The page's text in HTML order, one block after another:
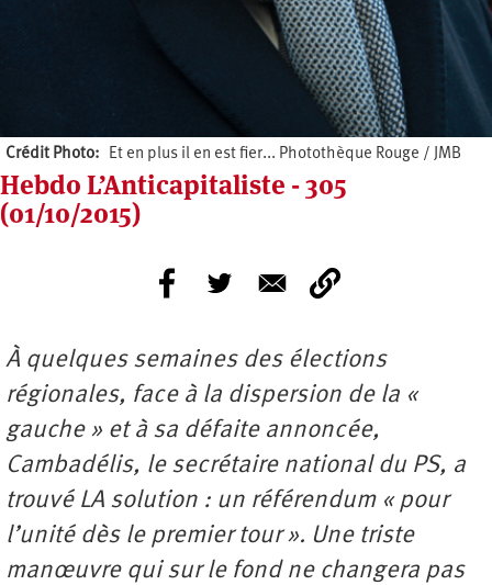
Crédit Photo Et en plus il en est fier... Photothèque Rouge / JMB
Hebdo L’Anticapitaliste - 305
(01/10/2015)
À quelques semaines des élections
régionales, face à la dispersion de la «
gauche » et à sa défaite annoncée,
Cambadélis, le secrétaire national du PS, a
trouvé LA solution : un référendum « pour
l’unité dès le premier tour ». Une triste
manœuvre qui sur le fond ne changera pas